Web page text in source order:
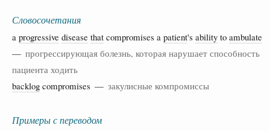
Словосочетания
a progressive disease that compromises a patient's ability to ambulate
— прогрессирующая болезнь, которая нарушает способность
пациента ходить
backlog compromises — закулисные компромиссы
Примеры с переводом